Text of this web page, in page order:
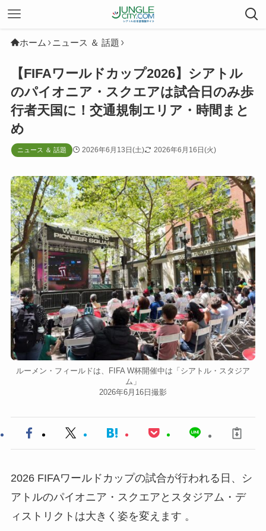
ホーム ニュース ＆ 話題
【FIFAワールドカップ2026】シアトル
のパイオニア・スクエアは試合日のみ歩
行者天国に！交通規制エリア・時間まと
め
ニュース ＆ 話題 2026年6月13日(土) 2026年6月16日(火)
ルーメン・フィールドは、FIFA W杯開催中は「シアトル・スタジア
ム」
2026年6月16日撮影
2026 FIFAワールドカップの試合が行われる日、シ
アトルのパイオニア・スクエアとスタジアム・デ
ィストリクトは大きく姿を変えます 。